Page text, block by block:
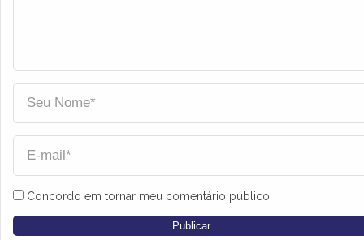
Concordo em tornar meu comentário público